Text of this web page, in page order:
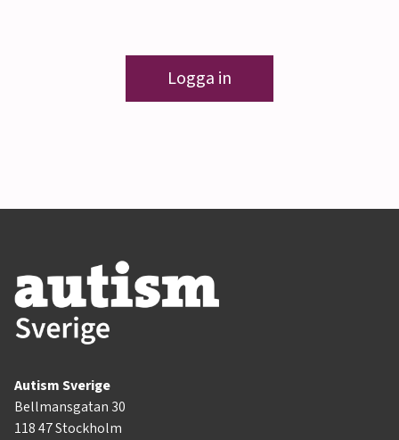
Logga in
Autism Sverige
Bellmansgatan 30
118 47 Stockholm